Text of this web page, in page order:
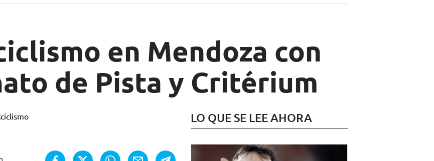
en Mendoza con
de Pista y Critérium
LO QUE SE LEE AHORA